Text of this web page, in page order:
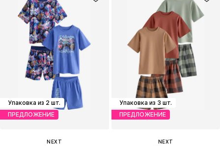
Упаковка из 2 шт.
ПРЕДЛОЖЕНИЕ
NEXT
Упаковка из 3 шт.
ПРЕДЛОЖЕНИЕ
NEXT